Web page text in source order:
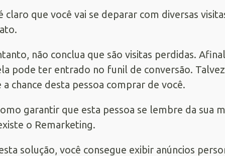
claro que você vai se deparar com diversas
não conclua que são visitas perdidas.
pode ter entrado no funil de conversão.
a chance desta pessoa comprar de você.
garantir que esta pessoa se lembre da sua
o Remarketing.
solução, você consegue exibir anúncios